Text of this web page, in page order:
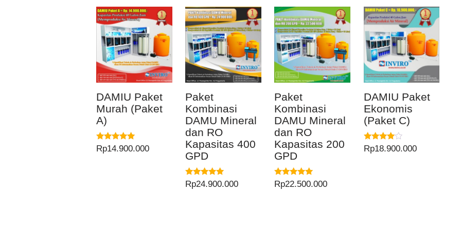
DAMIU Paket
Murah (Paket
A)
Dinilai
5.00
Rp14.900.000
Paket
Kombinasi
DAMU Mineral
dan RO
Kapasitas 400
GPD
Dinilai
5.00
Rp24.900.000
Paket
Kombinasi
DAMU Mineral
dan RO
Kapasitas 200
GPD
Dinilai
5.00
Rp22.500.000
DAMIU Paket
Ekonomis
(Paket C)
Dinilai
4.00
Rp18.900.000